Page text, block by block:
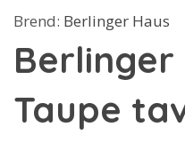
Brend: Berlinger Haus
Berlinger
Taupe